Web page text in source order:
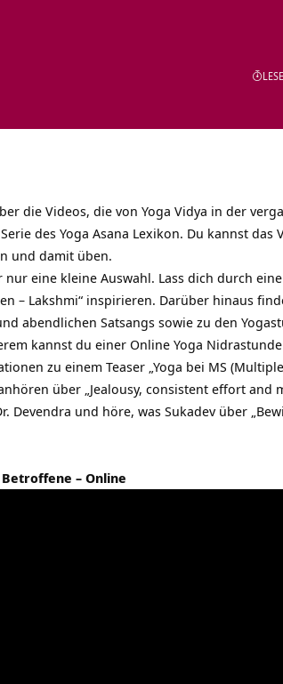
die Videos, die von Yoga Vidya in der
des Yoga Asana Lexikon. Du kannst das
und damit üben.
eine kleine Auswahl. Lass dich durch
– Lakshmi“ inspirieren. Darüber hinaus
abendlichen Satsangs sowie zu den
kannst du einer Online Yoga
zu einem Teaser „Yoga bei MS
über „Jealousy, consistent effort and
Devendra und höre, was Sukadev über
Betroffene – Online